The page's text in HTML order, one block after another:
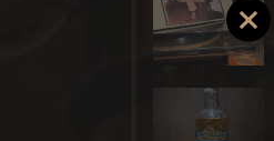
お問い合わせ